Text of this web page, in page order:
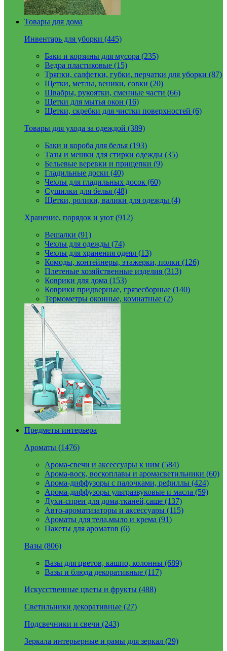
Товары для дома
Инвентарь для уборки (445)
Баки и корзины для мусора (235)
Ведра пластиковые (15)
Тряпки, салфетки, губки, перчатки для уборки (87)
Щетки, метлы, веники, совки (20)
Швабры, рукоятки, сменные части (66)
Щетки для мытья окон (16)
Щетки, скребки для чистки поверхностей (6)
Товары для ухода за одеждой (389)
Баки и короба для белья (193)
Тазы и мешки для стирки одежды (35)
Бельевые веревки и прищепки (9)
Гладильные доски (40)
Чехлы для гладильных досок (60)
Сушилки для белья (48)
Щетки, ролики, валики для одежды (4)
Хранение, порядок и уют (912)
Вешалки (91)
Чехлы для одежды (74)
Чехлы для хранения одеял (13)
Комоды, контейнеры, этажерки, полки (126)
Плетеные хозяйственные изделия (313)
Коврики для дома (153)
Коврики придверные, грязесборные (140)
Термометры оконные, комнатные (2)
Предметы интерьера
Ароматы (1476)
Арома-свечи и аксессуары к ним (584)
Арома-воск, воскоплавы и аромасветильники (60)
Арома-диффузоры с палочками, рефиллы (424)
Арома-диффузоры ультразвуковые и масла (59)
Духи-спреи для дома,тканей,саше (137)
Авто-ароматизаторы и аксессуары (115)
Ароматы для тела,мыло и крема (91)
Пакеты для ароматов (6)
Вазы (806)
Вазы для цветов, кашпо, колонны (689)
Вазы и блюда декоративные (117)
Искусственные цветы и фрукты (488)
Светильники декоративные (27)
Подсвечники и свечи (243)
Зеркала интерьерные и рамы для зеркал (29)